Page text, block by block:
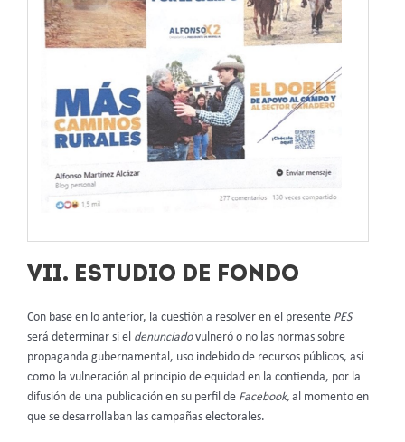
VII. ESTUDIO DE FONDO
Con base en lo anterior, la cuestión a resolver en el presente PES
será determinar si el denunciadovulneró o no las normas sobre
propaganda gubernamental, uso indebido de recursos públicos, así
como la vulneración al principio de equidad en la contienda, por la
difusión de una publicación en su perfil de Facebook, al momento en
que se desarrollaban las campañas electorales.